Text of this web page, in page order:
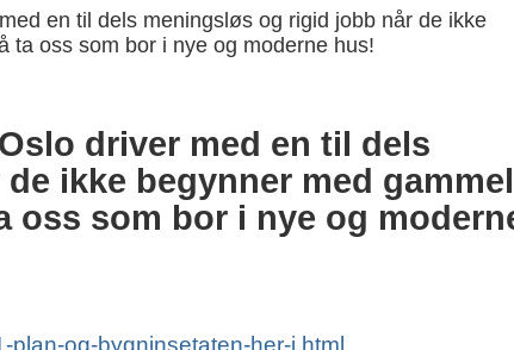
en til dels meningsløs og rigid jobb når de ikke
ta oss som bor i nye og moderne hus!
driver med en til dels
ikke begynner med gammel
oss som bor i nye og
plan-og-bygninsetaten-her-i.html